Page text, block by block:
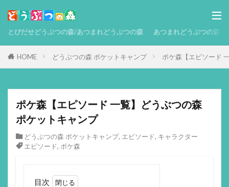
とびだせどうぶつの森/あつまれどうぶつの森 あつまれどうぶつの森
HOME どうぶつの森 ポケットキャンプ ポケ森【エピソード
ポケ森【エピソード 一覧】どうぶつの森
ポケットキャンプ
どうぶつの森 ポケットキャンプ, エピソード, キャラクター
エピソード, ポケ森
目次